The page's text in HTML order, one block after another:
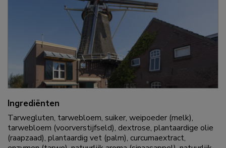
Ingrediënten
Tarwegluten, tarwebloem, suiker, weipoeder (melk),
tarwebloem (voorverstijfseld), dextrose, plantaardige olie
(raapzaad), plantaardig vet (palm), curcumaextract,